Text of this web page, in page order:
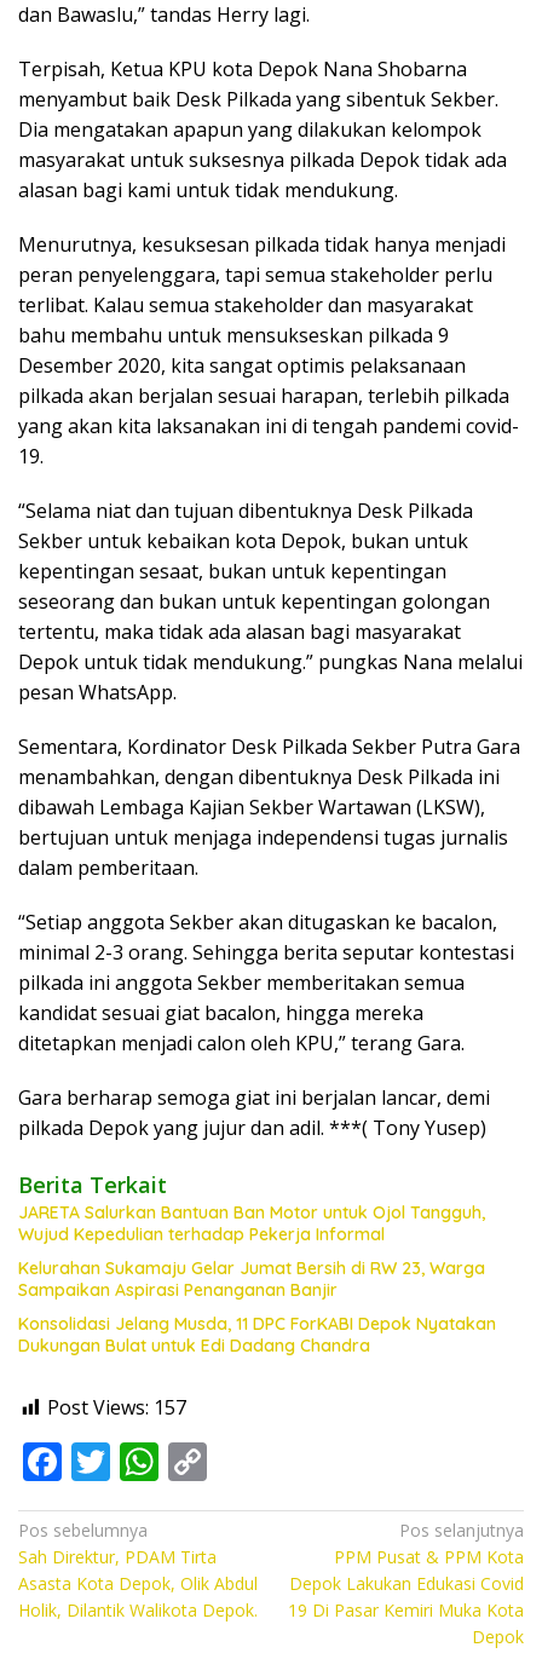
dan Bawaslu,” tandas Herry lagi.
Terpisah, Ketua KPU kota Depok Nana Shobarna
menyambut baik Desk Pilkada yang sibentuk Sekber.
Dia mengatakan apapun yang dilakukan kelompok
masyarakat untuk suksesnya pilkada Depok tidak ada
alasan bagi kami untuk tidak mendukung.
Menurutnya, kesuksesan pilkada tidak hanya menjadi
peran penyelenggara, tapi semua stakeholder perlu
terlibat. Kalau semua stakeholder dan masyarakat
bahu membahu untuk mensukseskan pilkada 9
Desember 2020, kita sangat optimis pelaksanaan
pilkada akan berjalan sesuai harapan, terlebih pilkada
yang akan kita laksanakan ini di tengah pandemi covid-
19.
“Selama niat dan tujuan dibentuknya Desk Pilkada
Sekber untuk kebaikan kota Depok, bukan untuk
kepentingan sesaat, bukan untuk kepentingan
seseorang dan bukan untuk kepentingan golongan
tertentu, maka tidak ada alasan bagi masyarakat
Depok untuk tidak mendukung.” pungkas Nana melalui
pesan WhatsApp.
Sementara, Kordinator Desk Pilkada Sekber Putra Gara
menambahkan, dengan dibentuknya Desk Pilkada ini
dibawah Lembaga Kajian Sekber Wartawan (LKSW),
bertujuan untuk menjaga independensi tugas jurnalis
dalam pemberitaan.
“Setiap anggota Sekber akan ditugaskan ke bacalon,
minimal 2-3 orang. Sehingga berita seputar kontestasi
pilkada ini anggota Sekber memberitakan semua
kandidat sesuai giat bacalon, hingga mereka
ditetapkan menjadi calon oleh KPU,” terang Gara.
Gara berharap semoga giat ini berjalan lancar, demi
pilkada Depok yang jujur dan adil. ***( Tony Yusep)
Berita Terkait
JARETA Salurkan Bantuan Ban Motor untuk Ojol Tangguh,
Wujud Kepedulian terhadap Pekerja Informal
Kelurahan Sukamaju Gelar Jumat Bersih di RW 23, Warga
Sampaikan Aspirasi Penanganan Banjir
Konsolidasi Jelang Musda, 11 DPC ForKABI Depok Nyatakan
Dukungan Bulat untuk Edi Dadang Chandra
Post Views: 157
F
ac
e
b
o
T
w
itt
er
W
h
at
s
A
o
y
Li
Navigasi
pos
Pos sebelumnya
Sah Direktur, PDAM Tirta
Asasta Kota Depok, Olik Abdul
Holik, Dilantik Walikota Depok.
Pos selanjutnya
PPM Pusat & PPM Kota
Depok Lakukan Edukasi Covid
19 Di Pasar Kemiri Muka Kota
Depok